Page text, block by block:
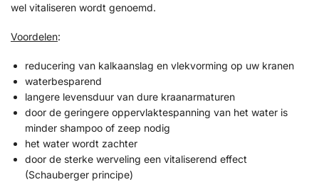
wel vitaliseren wordt genoemd.
Voordelen:
reducering van kalkaanslag en vlekvorming op uw kranen
waterbesparend
langere levensduur van dure kraanarmaturen
door de geringere oppervlaktespanning van het water is
minder shampoo of zeep nodig
het water wordt zachter
door de sterke werveling een vitaliserend effect
(Schauberger principe)